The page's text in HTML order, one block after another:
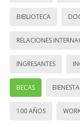
BIBLIOTECA
RELACIONES
INGRESANTES
BECAS
100 AÑOS